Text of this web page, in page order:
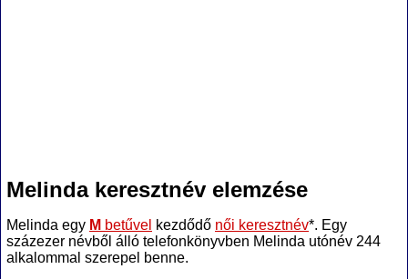
Melinda keresztnév elemzése
Melinda egy M betűvel kezdődő női keresztnév*. Egy
százezer névből álló telefonkönyvben Melinda utónév 244
alkalommal szerepel benne.